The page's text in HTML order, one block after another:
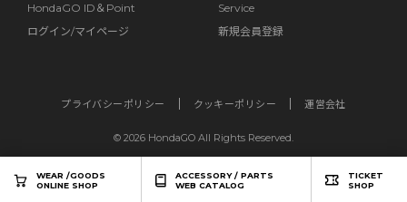
WEAR /GOODS
ONLINE SHOP
ACCESSORY / PARTS
WEB CATALOG
TICKET
SHOP
HondaGO ID＆Point
Service
ログイン/マイページ
新規会員登録
プライバシーポリシー クッキーポリシー 運営会社
© 2026 HondaGO All Rights Reserved.